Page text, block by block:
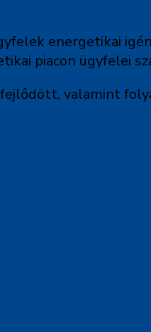
energetikai
piacon ügyfelei
valamint